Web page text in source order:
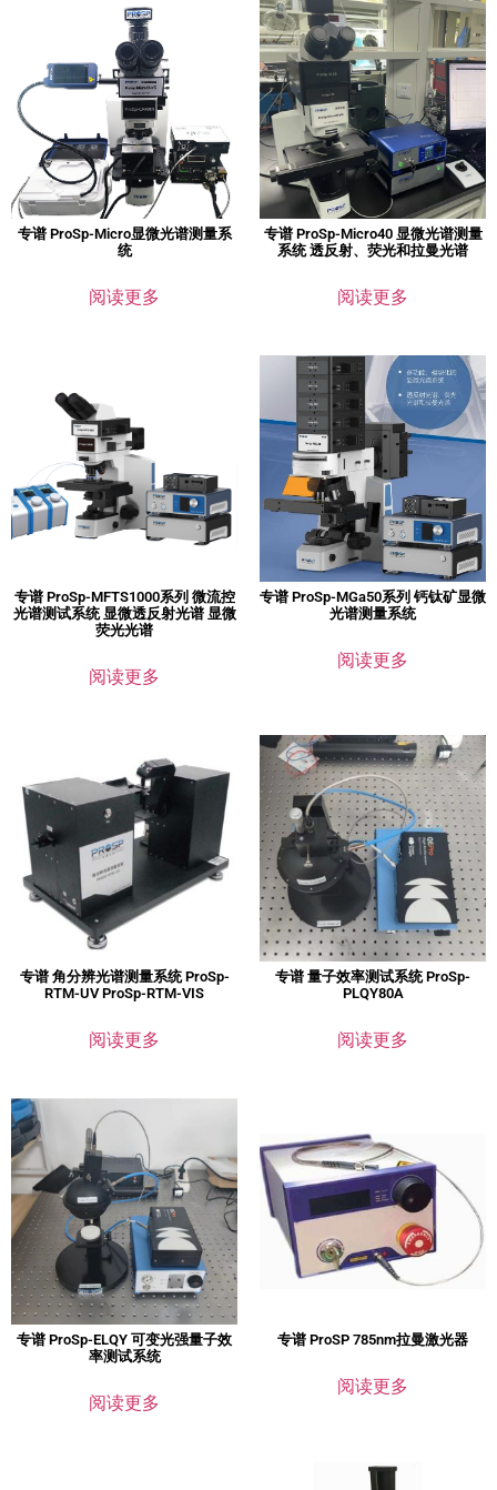
专谱 ProSp-Micro显微光谱测量系
统
阅读更多
专谱 ProSp-Micro40 显微光谱测量
系统 透反射、荧光和拉曼光谱
阅读更多
专谱 ProSp-MFTS1000系列 微流控
光谱测试系统 显微透反射光谱 显微
荧光光谱
阅读更多
专谱 ProSp-MGa50系列 钙钛矿显微
光谱测量系统
阅读更多
专谱 角分辨光谱测量系统 ProSp-
RTM-UV ProSp-RTM-VIS
阅读更多
专谱 量子效率测试系统 ProSp-
PLQY80A
阅读更多
专谱 ProSp-ELQY 可变光强量子效
率测试系统
阅读更多
专谱 ProSP 785nm拉曼激光器
阅读更多